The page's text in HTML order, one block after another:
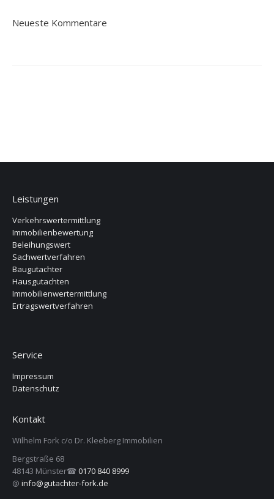
Neueste Kommentare
Leistungen
Verkehrswertermittlung
Immobilienbewertung
Beleihungswert
Sachwertverfahren
Baugutachter
Hausgutachten
Immobilienwertermittlung
Ertragswertverfahren
Service
Impressum
Datenschutz
Kontakt
Wilhelm Fork c/o Dr. Kleeberg Immobilien
Bergstraße 68
48143 Münster☎0170 840 8999
@ info@gutachter-fork.de